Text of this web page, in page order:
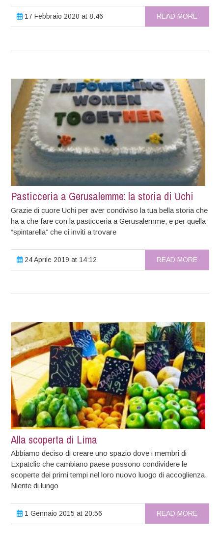
17 Febbraio 2020 at 8:46 READ MORE
Pasticceria a Gerusalemme: la storia di Uchi
Grazie di cuore Uchi per aver condiviso la tua bella storia che
ha a che fare con la pasticceria a Gerusalemme, e per quella
“spintarella” che ci inviti a trovare
24 Aprile 2019 at 14:12 READ MORE
Alla scoperta di Lima
Abbiamo deciso di creare uno spazio dove i membri di
Expatclic che cambiano paese possono condividere le
scoperte dei primi tempi nel loro nuovo luogo di accoglienza.
Niente di lungo
1 Gennaio 2015 at 20:56 READ MORE